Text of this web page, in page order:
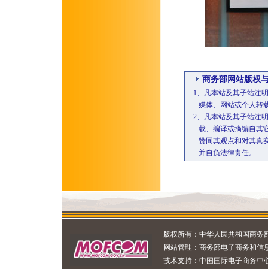
商务部网站版权
1、凡本站及其子站注
媒体、网站或个人转
2、凡本站及其子站注
载、编译或摘编自其
赞同其观点和对其真
并自负法律责任。
版权所有： 中华人民共和国商务
网站管理： 商务部电子商务和信
技术支持： 中国国际电子商务中